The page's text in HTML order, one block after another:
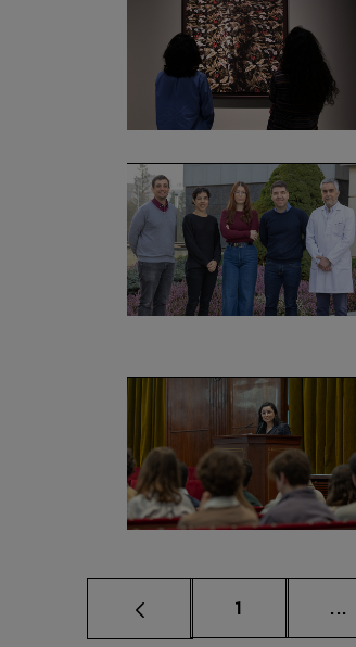
Página
1 ...